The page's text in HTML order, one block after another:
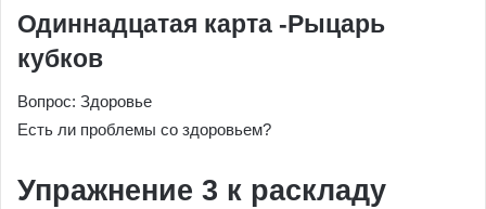
Одиннадцатая карта -Рыцарь
кубков
Вопрос: Здоровье
Есть ли проблемы со здоровьем?
Упражнение 3 к раскладу